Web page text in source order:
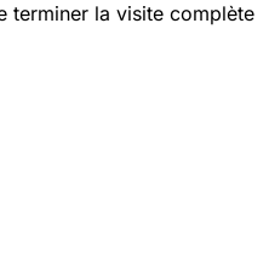
terminer la visite complète